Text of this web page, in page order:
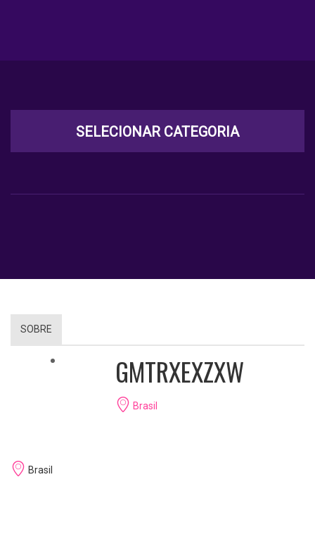
SELECIONAR CATEGORIA
SOBRE
GMTRXEXZXW
Brasil
Brasil